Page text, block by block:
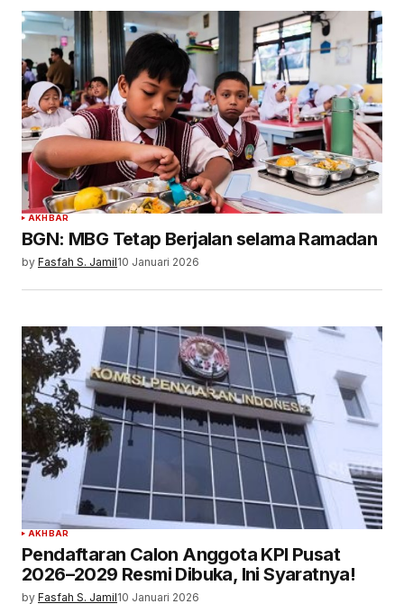
AKHBAR
BGN: MBG Tetap Berjalan selama Ramadan
by Fasfah S. Jamil10 Januari 2026
AKHBAR
Pendaftaran Calon Anggota KPI Pusat
2026–2029 Resmi Dibuka, Ini Syaratnya!
by Fasfah S. Jamil10 Januari 2026